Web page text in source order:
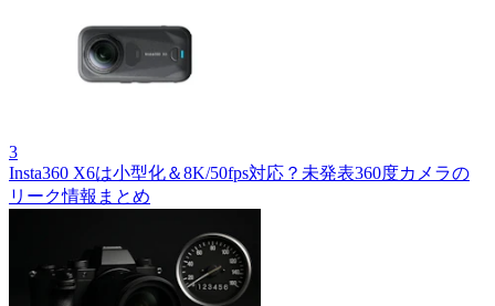
3
Insta360 X6は小型化＆8K/50fps対応？未発表360度カメラの
リーク情報まとめ